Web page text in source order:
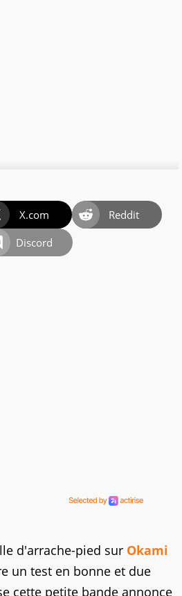
X.com
Reddit
Discord
d'arrache-pied sur Okami
un test en bonne et due
cette petite bande annonce